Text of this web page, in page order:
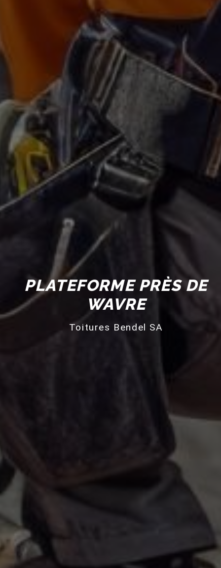
PLATEFORME PRÈS DE
WAVRE
Toitures Bendel SA